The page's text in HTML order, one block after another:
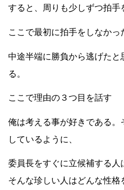
すると、周りも少しずつ拍手
ここで最初に拍手をしなか
中途半端に勝負から逃げた
る。
ここで理由の３つ目を話す
俺は考える事が好きである
しているように、
委員長をすぐに立候補する人
そんな珍しい人はどんな性格